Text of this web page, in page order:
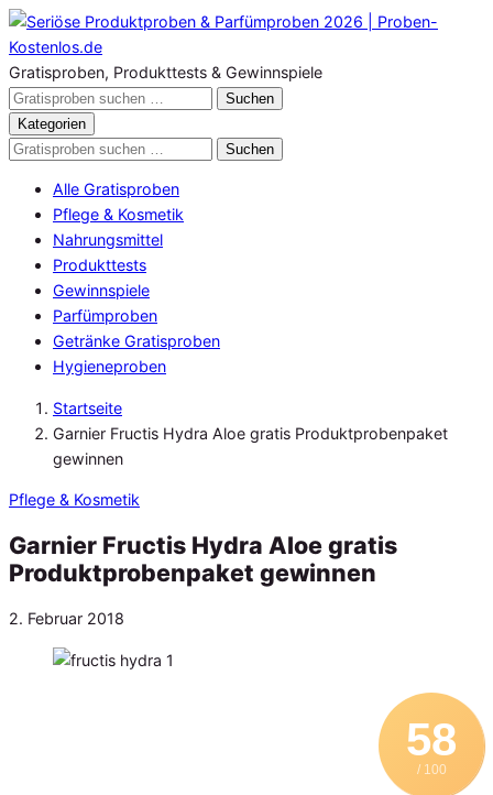
Zum
Inhalt
springen
Gratisproben, Produkttests & Gewinnspiele
Gratisproben
durchsuchen
Suchen
Kategorien
Gratisproben
Suchen
Alle Gratisproben
Pflege & Kosmetik
Nahrungsmittel
Produkttests
Gewinnspiele
Parfümproben
Getränke Gratisproben
Hygieneproben
Startseite
Garnier Fructis Hydra Aloe gratis Produktprobenpaket
gewinnen
Pflege & Kosmetik
Garnier Fructis Hydra Aloe gratis
Produktprobenpaket gewinnen
Veröffentlicht
2. Februar 2018
58
/ 100